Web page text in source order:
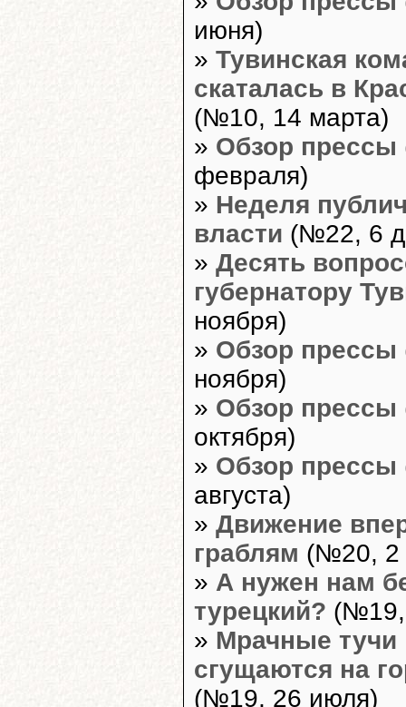
июня)
» Тувинская
скаталась в
(№10, 14 марта)
» Обзор прессы
февраля)
» Неделя
власти (№22, 6
» Десять
губернатору
ноября)
» Обзор прессы
ноября)
» Обзор прессы
октября)
» Обзор прессы
августа)
» Движение
граблям (№20, 2
» А нужен нам
турецкий? (№19,
» Мрачные тучи
сгущаются на
(№19, 26 июля)